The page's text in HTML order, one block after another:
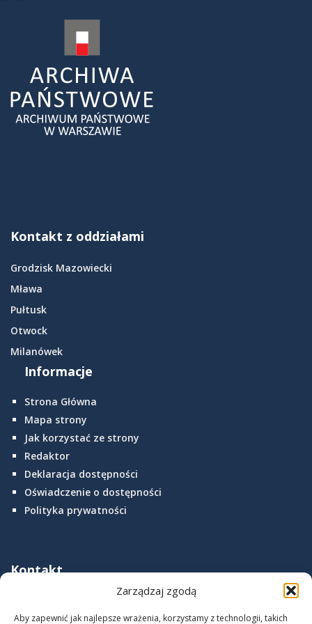
Zarządzaj zgodą
Aby zapewnić jak najlepsze wrażenia, korzystamy z technologii, takich
Kontakt z oddziałami
Grodzisk Mazowiecki
Mława
Pułtusk
Otwock
Milanówek
Informacje
Strona Główna
Mapa strony
Jak korzystać ze strony
Redaktor
Deklaracja dostępności
Oświadczenie o dostępności
Polityka prywatności
Kontakt
Archiwum Państwowe w Warszawie